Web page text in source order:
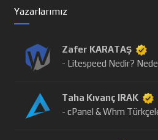
Yazarlarımız
Zafer KARATAŞ
- Litespeed Nedir?
Taha Kıvanç IRAK
- cPanel & Whm